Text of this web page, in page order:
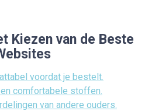
Kiezen van de Beste
voordat je bestelt.
comfortabele stoffen.
van andere ouders.